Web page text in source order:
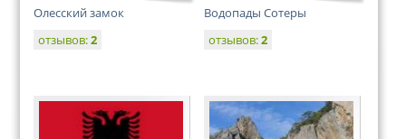
Олесский замок
отзывов:2
Водопады Сотеры
отзывов:2